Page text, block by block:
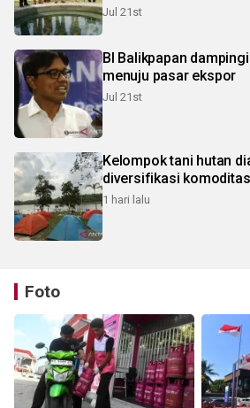
Jul 21st
BI Balikpapan
menuju pasar ekspor
Jul 21st
Kelompok tani hutan
diversifikasi
1 hari lalu
Foto